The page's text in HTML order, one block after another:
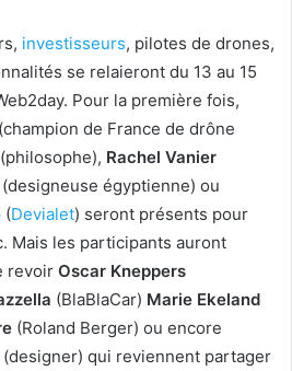
investisseurs, pilotes de drones,
se relaieront du 13 au 15
Pour la première fois,
(champion de France de drône
(philosophe), Rachel Vanier
(designeuse égyptienne) ou
(Devialet) seront présents pour
Mais les participants auront
revoir Oscar Kneppers
(BlaBlaCar) Marie Ekeland
(Roland Berger) ou encore
(designer) qui reviennent partager